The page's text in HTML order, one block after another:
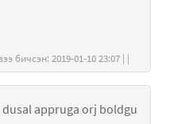
Kkiillkk Kkiillkk (зочин) хэзээ бичсэн: 2019-01-10 23:07 | |
appruga orj boldgu